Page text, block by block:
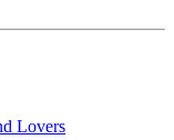
Lovers